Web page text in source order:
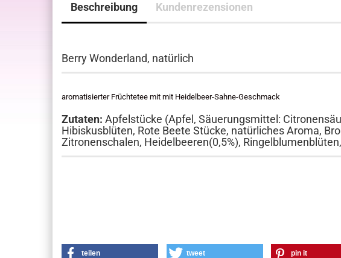
Beschreibung Kundenrezensionen
Berry Wonderland, natürlich
aromatisierter Früchtetee mit mit Heidelbeer-Sahne-Geschmack
Zutaten: Apfelstücke (Apfel, Säuerungsmittel:
Hibiskusblüten, Rote Beete Stücke, natürliches Aroma,
Zitronenschalen, Heidelbeeren(0,5%),
teilen tweet pin it